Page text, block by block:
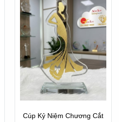
Cúp Kỷ Niệm Chương Cắt